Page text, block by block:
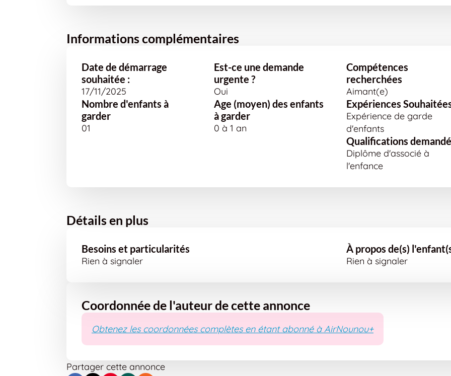
Informations complémentaires
Date de démarrage
souhaitée :
17/11/2025
Nombre d'enfants à
garder
01
Est-ce une demande
urgente ?
Oui
Age (moyen) des enfants
à garder
0 à 1 an
Compétences
recherchées
Aimant(e)
Expériences
Expérience de garde
d'enfants
Qualifications
Diplôme d'associé à
l'enfance
Détails en plus
Besoins et particularités
Rien à signaler
À propos de(s)
Rien à signaler
Coordonnée de l'auteur de cette annonce
Obtenez les coordonnées complètes en étant abonné à AirNounou+
Partager cette annonce